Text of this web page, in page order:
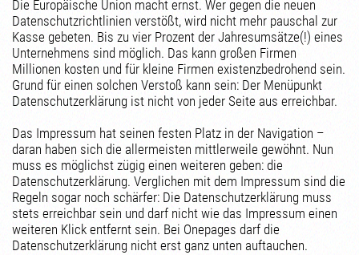
Die Europäische Union macht ernst. Wer gegen die neuen
Datenschutzrichtlinien verstößt, wird nicht mehr pauschal zur
Kasse gebeten. Bis zu vier Prozent der Jahresumsätze(!) eines
Unternehmens sind möglich. Das kann großen Firmen
Millionen kosten und für kleine Firmen existenzbedrohend sein.
Grund für einen solchen Verstoß kann sein: Der Menüpunkt
Datenschutzerklärung ist nicht von jeder Seite aus erreichbar.
Das Impressum hat seinen festen Platz in der Navigation –
daran haben sich die allermeisten mittlerweile gewöhnt. Nun
muss es möglichst zügig einen weiteren geben: die
Datenschutzerklärung. Verglichen mit dem Impressum sind die
Regeln sogar noch schärfer: Die Datenschutzerklärung muss
stets erreichbar sein und darf nicht wie das Impressum einen
weiteren Klick entfernt sein. Bei Onepages darf die
Datenschutzerklärung nicht erst ganz unten auftauchen.